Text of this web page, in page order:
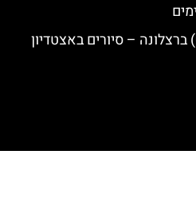
קאמפ נואו (Camp Nou) ברצלונה – סיורים באצטדיון